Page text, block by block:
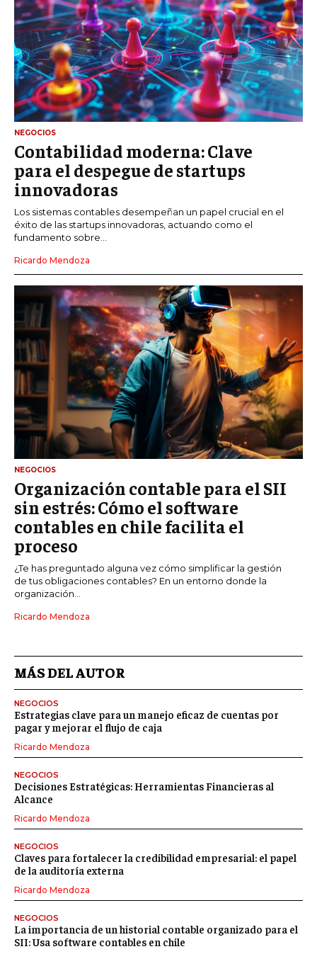
NEGOCIOS
Contabilidad moderna: Clave
para el despegue de startups
innovadoras
Los sistemas contables desempeñan un papel crucial en el
éxito de las startups innovadoras, actuando como el
fundamento sobre...
Ricardo Mendoza
NEGOCIOS
Organización contable para el SII
sin estrés: Cómo el software
contables en chile facilita el
proceso
¿Te has preguntado alguna vez cómo simplificar la gestión
de tus obligaciones contables? En un entorno donde la
organización...
Ricardo Mendoza
MÁS DEL AUTOR
NEGOCIOS
Estrategias clave para un manejo eficaz de cuentas por
pagar y mejorar el flujo de caja
Ricardo Mendoza
NEGOCIOS
Decisiones Estratégicas: Herramientas Financieras al
Alcance
Ricardo Mendoza
NEGOCIOS
Claves para fortalecer la credibilidad empresarial: el papel
de la auditoría externa
Ricardo Mendoza
NEGOCIOS
La importancia de un historial contable organizado para el
SII: Usa software contables en chile